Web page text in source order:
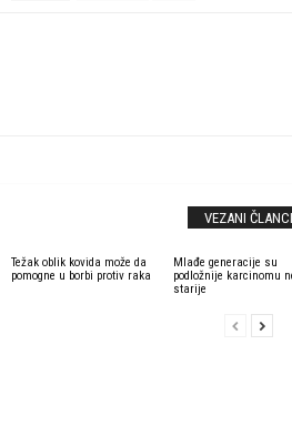
VEZANI ČLANCI
Težak oblik kovida može da
pomogne u borbi protiv raka
Mlađe generacije su
podložnije karcinomu
starije